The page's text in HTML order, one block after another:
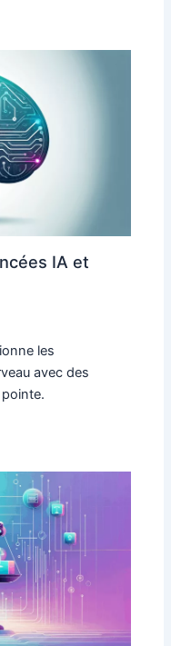
IA et
les
avec des